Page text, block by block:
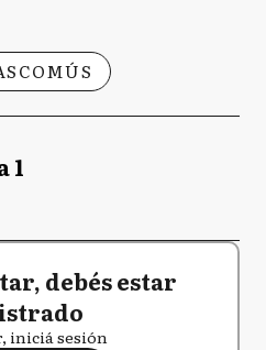
1
debés estar
iniciá sesión